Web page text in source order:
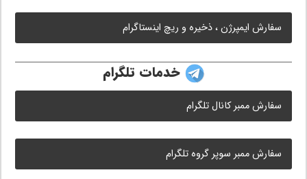
سفارش ایمپرژن ، ذخیره و ریچ اینستاگرام
خدمات تلگرام
سفارش ممبر کانال تلگرام
سفارش ممبر سوپر گروه تلگرام